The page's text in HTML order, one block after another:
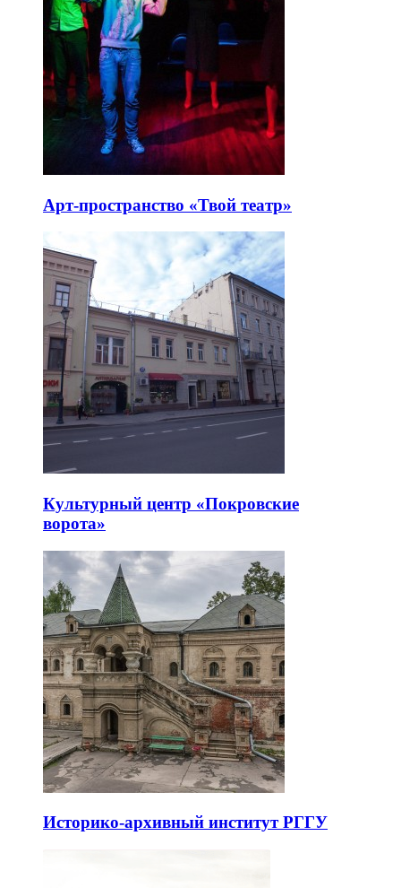
Арт-пространство «Твой театр»
Культурный центр «Покровские
ворота»
Историко-архивный институт РГГУ